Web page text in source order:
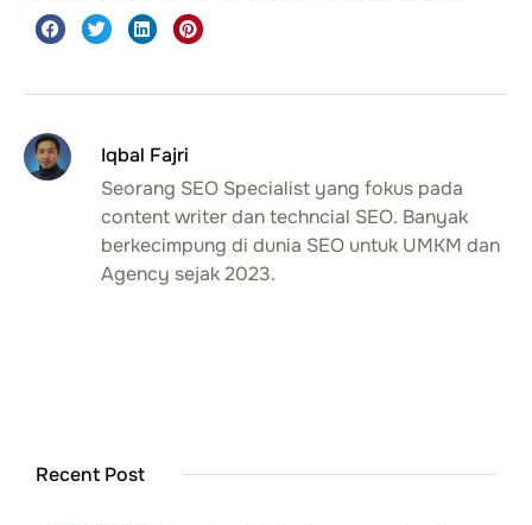
Iqbal Fajri
Seorang SEO Specialist yang fokus pada
content writer dan techncial SEO. Banyak
berkecimpung di dunia SEO untuk UMKM dan
Agency sejak 2023.
Recent Post